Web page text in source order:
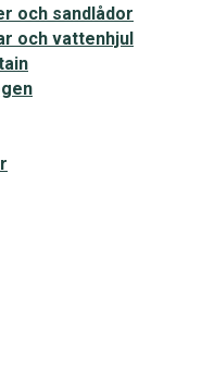
och sandlådor
och vattenhjul